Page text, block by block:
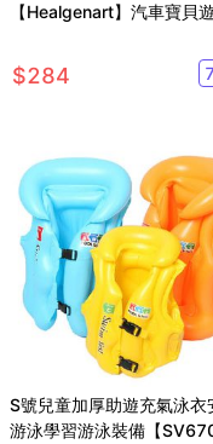
【Healgenart】汽車寶貝
$284
S號兒童加厚助遊充氣泳衣
游泳學習游泳裝備【